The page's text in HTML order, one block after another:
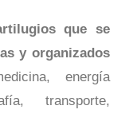
que se
y organizados
energía
transporte,